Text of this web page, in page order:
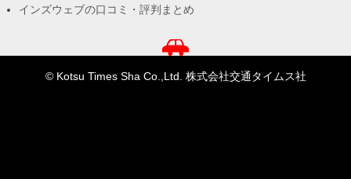
インズウェブの口コミ・評判まとめ
© Kotsu Times Sha Co.,Ltd. 株式会社交通タイムス社